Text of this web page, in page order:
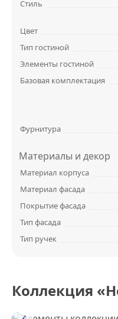
Стиль
Цвет
Тип гостиной
Элементы гостиной
Базовая комплектация
Фурнитура
Материалы и декор
Материал корпуса
Материал фасада
Покрытие фасада
Тип фасада
Тип ручек
Коллекция